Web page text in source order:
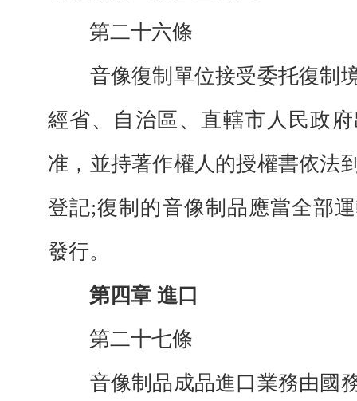
第二十六條
音像復制單位接受委托復制
經省、自治區、直轄市人民政
准，並持著作權人的授權書依法
登記;復制的音像制品應當全部
發行。
第四章 進口
第二十七條
音像制品成品進口業務由國